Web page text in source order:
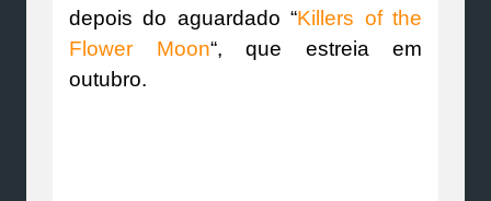
depois do aguardado “Killers of the
Flower Moon“, que estreia em
outubro.